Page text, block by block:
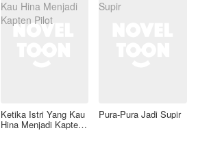
Ketika Istri Yang Kau
Hina Menjadi Kapten
Pura-Pura Jadi Supir